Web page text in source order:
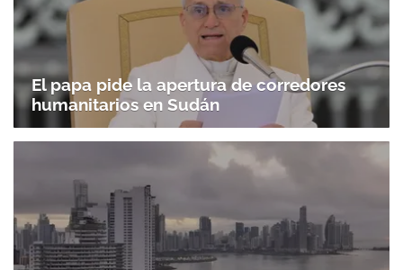
El papa pide la apertura de corredores
humanitarios en Sudán